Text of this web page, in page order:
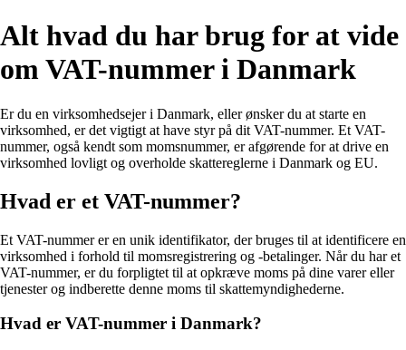
Alt hvad du har brug for at vide
om VAT-nummer i Danmark
Er du en virksomhedsejer i Danmark, eller ønsker du at starte en
virksomhed, er det vigtigt at have styr på dit VAT-nummer. Et VAT-
nummer, også kendt som momsnummer, er afgørende for at drive en
virksomhed lovligt og overholde skattereglerne i Danmark og EU.
Hvad er et VAT-nummer?
Et VAT-nummer er en unik identifikator, der bruges til at identificere en
virksomhed i forhold til momsregistrering og -betalinger. Når du har et
VAT-nummer, er du forpligtet til at opkræve moms på dine varer eller
tjenester og indberette denne moms til skattemyndighederne.
Hvad er VAT-nummer i Danmark?